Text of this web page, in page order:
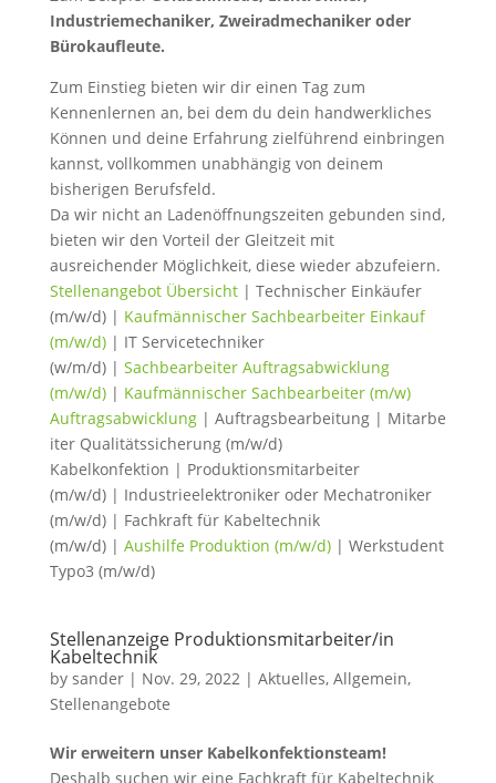
Industriemechaniker, Zweiradmechaniker oder
Bürokaufleute.
Zum Einstieg bieten wir dir einen Tag zum
Kennenlernen an, bei dem du dein handwerkliches
Können und deine Erfahrung zielführend einbringen
kannst, vollkommen unabhängig von deinem
bisherigen Berufsfeld.
Da wir nicht an Ladenöffnungszeiten gebunden sind,
bieten wir den Vorteil der Gleitzeit mit
ausreichender Möglichkeit, diese wieder abzufeiern.
Stellenangebot Übersicht| Technischer Einkäufer
(m/w/d) | Kaufmännischer Sachbearbeiter Einkauf
(m/w/d)| IT Servicetechniker
(w/m/d) | Sachbearbeiter Auftragsabwicklung
(m/w/d)| Kaufmännischer Sachbearbeiter (m/w)
Auftragsabwicklung| Auftragsbearbeitung | Mitarbe
iter Qualitätssicherung (m/w/d)
Kabelkonfektion | Produktionsmitarbeiter
(m/w/d) | Industrieelektroniker oder Mechatroniker
(m/w/d) | Fachkraft für Kabeltechnik
(m/w/d) | Aushilfe Produktion (m/w/d)| Werkstudent
Typo3 (m/w/d)
Stellenanzeige Produktionsmitarbeiter/in
Kabeltechnik
by sander| Nov. 29, 2022| Aktuelles, Allgemein,
Stellenangebote
Wir erweitern unser Kabelkonfektionsteam!
Deshalb suchen wir eine Fachkraft für Kabeltechnik